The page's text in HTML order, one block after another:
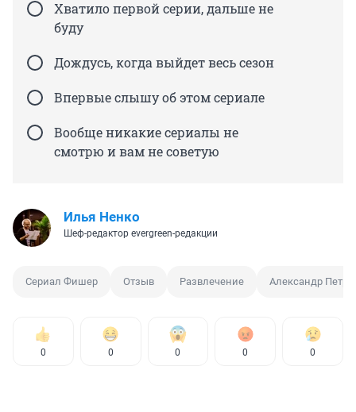
Хватило первой серии, дальше не
буду
Дождусь, когда выйдет весь сезон
Впервые слышу об этом сериале
Вообще никакие сериалы не
смотрю и вам не советую
Илья Ненко
Шеф-редактор evergreen-редакции
Сериал Фишер Отзыв Развлечение Александр
0 0 0 0 0